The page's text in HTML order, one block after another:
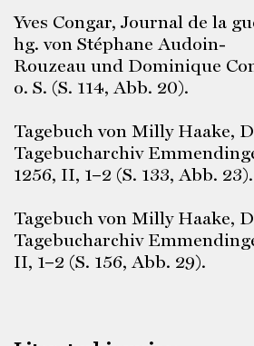
Yves Congar, Journal de la
hg. von Stéphane Audoin-
Rouzeau und Dominique
o. S. (S. 114, Abb. 20).
Tagebuch von Milly Haake,
Tagebucharchiv
1256, II, 1–2 (S. 133, Abb. 23).
Tagebuch von Milly Haake,
Tagebucharchiv
II, 1–2 (S. 156, Abb. 29).